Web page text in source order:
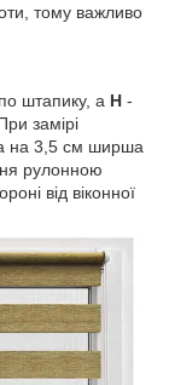
тому важливо
штапику, а Н -
замірі
на 3,5 см ширша
рулонною
від віконної